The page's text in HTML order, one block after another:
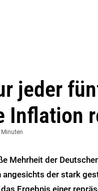
jeder
Inflation
Minuten
Mehrheit der
der stark